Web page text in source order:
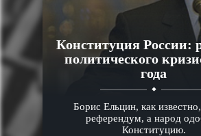
Конституция России:
политического
года
Борис Ельцин, как
референдум, а народ
Конституцию.